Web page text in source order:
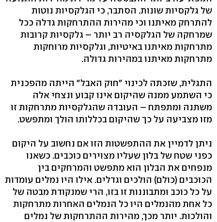
של גלקסיות שונות. הסתבר, כי הגלקסיות נוטות
להתרחק מאיתנו וכי מהירות ההתרחקות גדלה ככל
שמרחקה של הגלקסיה רב יותר – גלקסיות קרובות
מתרחקות מאיתנו באיטיות, וגלקסיות מרוחקות
מתרחקות מאיתנו במהירות גדולה.
התגלית, שזכתה לכינוי "חוק האבל" הייתה מהפכנית
כי השתמע ממנה שהיקום אינו קבוע ונצחי אלה
משתנה ומתפתח – העובדה שהגלקסיות מתרחקות זו
מזו מצביעה על כך שהיקום בכללותו הולך ומתפשט.
ניתן לדמיין את ההתפשטות הזו אם נחשוב על היקום
כפני שטח של בלון שעליו מצוירים כוכבים. כשאנו
מנפחים את הבלון הוא מתפשט והמרחקים בין
הכוכבים (כולם) הולכים וגדלים. אילו היו נמלים עומדות
על כל כוכב ומתבוננות זו בזו, הרי שמנקודת מבטה של
כל אחת מהנמלים היו כל הנמלים האחרות מתרחקות
והולכות. יותר מכך, מהירות ההתרחקות של נמלים